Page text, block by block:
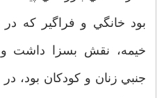
بود خانگي و فراگير كه در
خيمه، نقش بسزا داشت
جنبي زنان و كودكان بود،